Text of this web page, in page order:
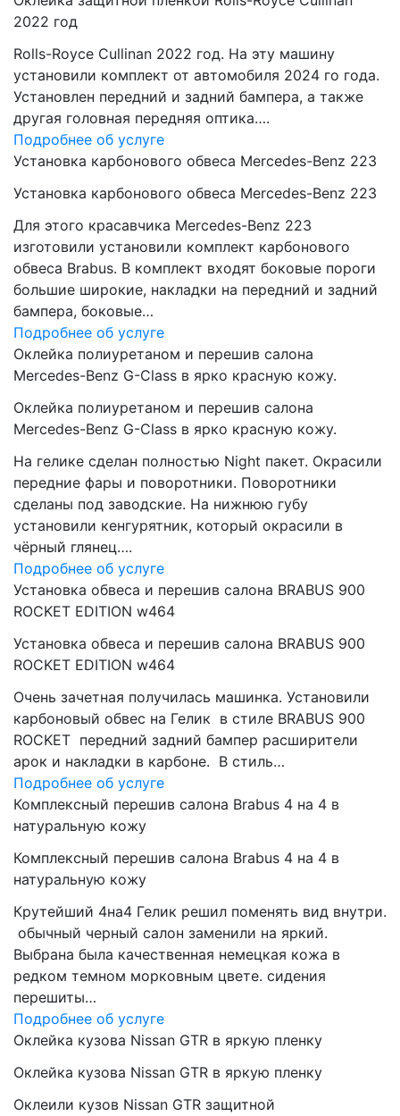
2022 год
Rolls-Royce Cullinan 2022 год. На эту машину
установили комплект от автомобиля 2024 го года.
Установлен передний и задний бампера, а также
другая головная передняя оптика….
Подробнее об услуге
Установка карбонового обвеса Mercedes-Benz 223
Установка карбонового обвеса Mercedes-Benz 223
Для этого красавчика Mercedes-Benz 223
изготовили установили комплект карбонового
обвеса Brabus. В комплект входят боковые пороги
большие широкие, накладки на передний и задний
бампера, боковые…
Подробнее об услуге
Оклейка полиуретаном и перешив салона
Mercedes-Benz G-Class в ярко красную кожу.
Оклейка полиуретаном и перешив салона
Mercedes-Benz G-Class в ярко красную кожу.
На гелике сделан полностью Night пакет. Окрасили
передние фары и поворотники. Поворотники
сделаны под заводские. На нижнюю губу
установили кенгурятник, который окрасили в
чёрный глянец….
Подробнее об услуге
Установка обвеса и перешив салона BRABUS 900
ROCKET EDITION w464
Установка обвеса и перешив салона BRABUS 900
ROCKET EDITION w464
Очень зачетная получилась машинка. Установили
карбоновый обвес на Гелик в стиле BRABUS 900
ROCKET передний задний бампер расширители
арок и накладки в карбоне. В стиль…
Подробнее об услуге
Комплексный перешив салона Brabus 4 на 4 в
натуральную кожу
Комплексный перешив салона Brabus 4 на 4 в
натуральную кожу
Крутейший 4на4 Гелик решил поменять вид внутри.
обычный черный салон заменили на яркий.
Выбрана была качественная немецкая кожа в
редком темном морковным цвете. сидения
перешиты…
Подробнее об услуге
Оклейка кузова Nissan GTR в яркую пленку
Оклейка кузова Nissan GTR в яркую пленку
Оклеили кузов Nissan GTR защитной